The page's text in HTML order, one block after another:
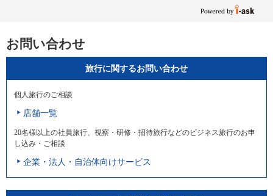
お問い合わせ
旅行に関するお問い合わせ
個人旅行のご相談
店舗一覧
20名様以上の社員旅行、視察・研修・招待旅行などのビジネス旅行のお申
し込み・ご相談
企業・法人・自治体向けサービス